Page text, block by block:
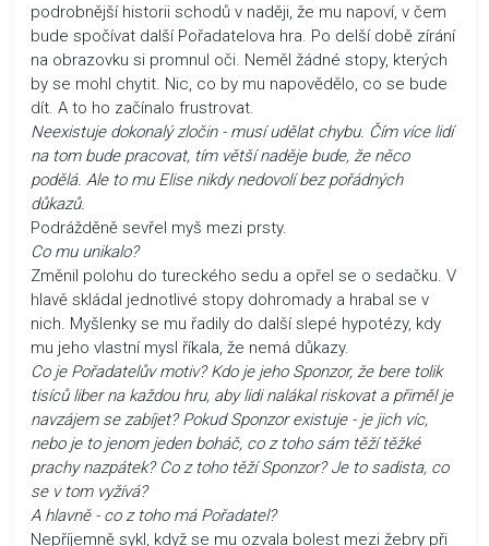
podrobnější historii schodů v naději, že mu napoví, v čem
bude spočívat další Pořadatelova hra. Po delší době zírání
na obrazovku si promnul oči. Neměl žádné stopy, kterých
by se mohl chytit. Nic, co by mu napovědělo, co se bude
dít. A to ho začínalo frustrovat.
Neexistuje dokonalý zločin - musí udělat chybu. Čím více lidí
na tom bude pracovat, tím větší naděje bude, že něco
podělá. Ale to mu Elise nikdy nedovolí bez pořádných
důkazů.
Podrážděně sevřel myš mezi prsty.
Co mu unikalo?
Změnil polohu do tureckého sedu a opřel se o sedačku. V
hlavě skládal jednotlivé stopy dohromady a hrabal se v
nich. Myšlenky se mu řadily do další slepé hypotézy, kdy
mu jeho vlastní mysl říkala, že nemá důkazy.
Co je Pořadatelův motiv? Kdo je jeho Sponzor, že bere tolik
tisíců liber na každou hru, aby lidi nalákal riskovat a přiměl je
navzájem se zabíjet? Pokud Sponzor existuje - je jich víc,
nebo je to jenom jeden boháč, co z toho sám těží těžké
prachy nazpátek? Co z toho těží Sponzor? Je to sadista, co
se v tom vyžívá?
A hlavně - co z toho má Pořadatel?
Nepříjemně sykl, když se mu ozvala bolest mezi žebry při